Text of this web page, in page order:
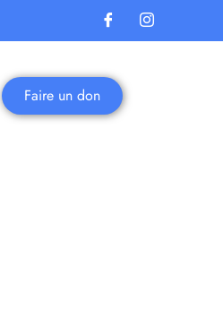
Faire un don